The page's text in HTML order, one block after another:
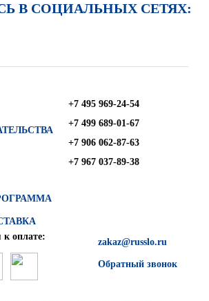
В СОЦИАЛЬНЫХ СЕТЯХ:
+7 495 969-24-54
+7 499 689-01-67
+7 906 062-87-63
+7 967 037-89-38
zakaz@russlo.ru
Обратный звонок
оплате: